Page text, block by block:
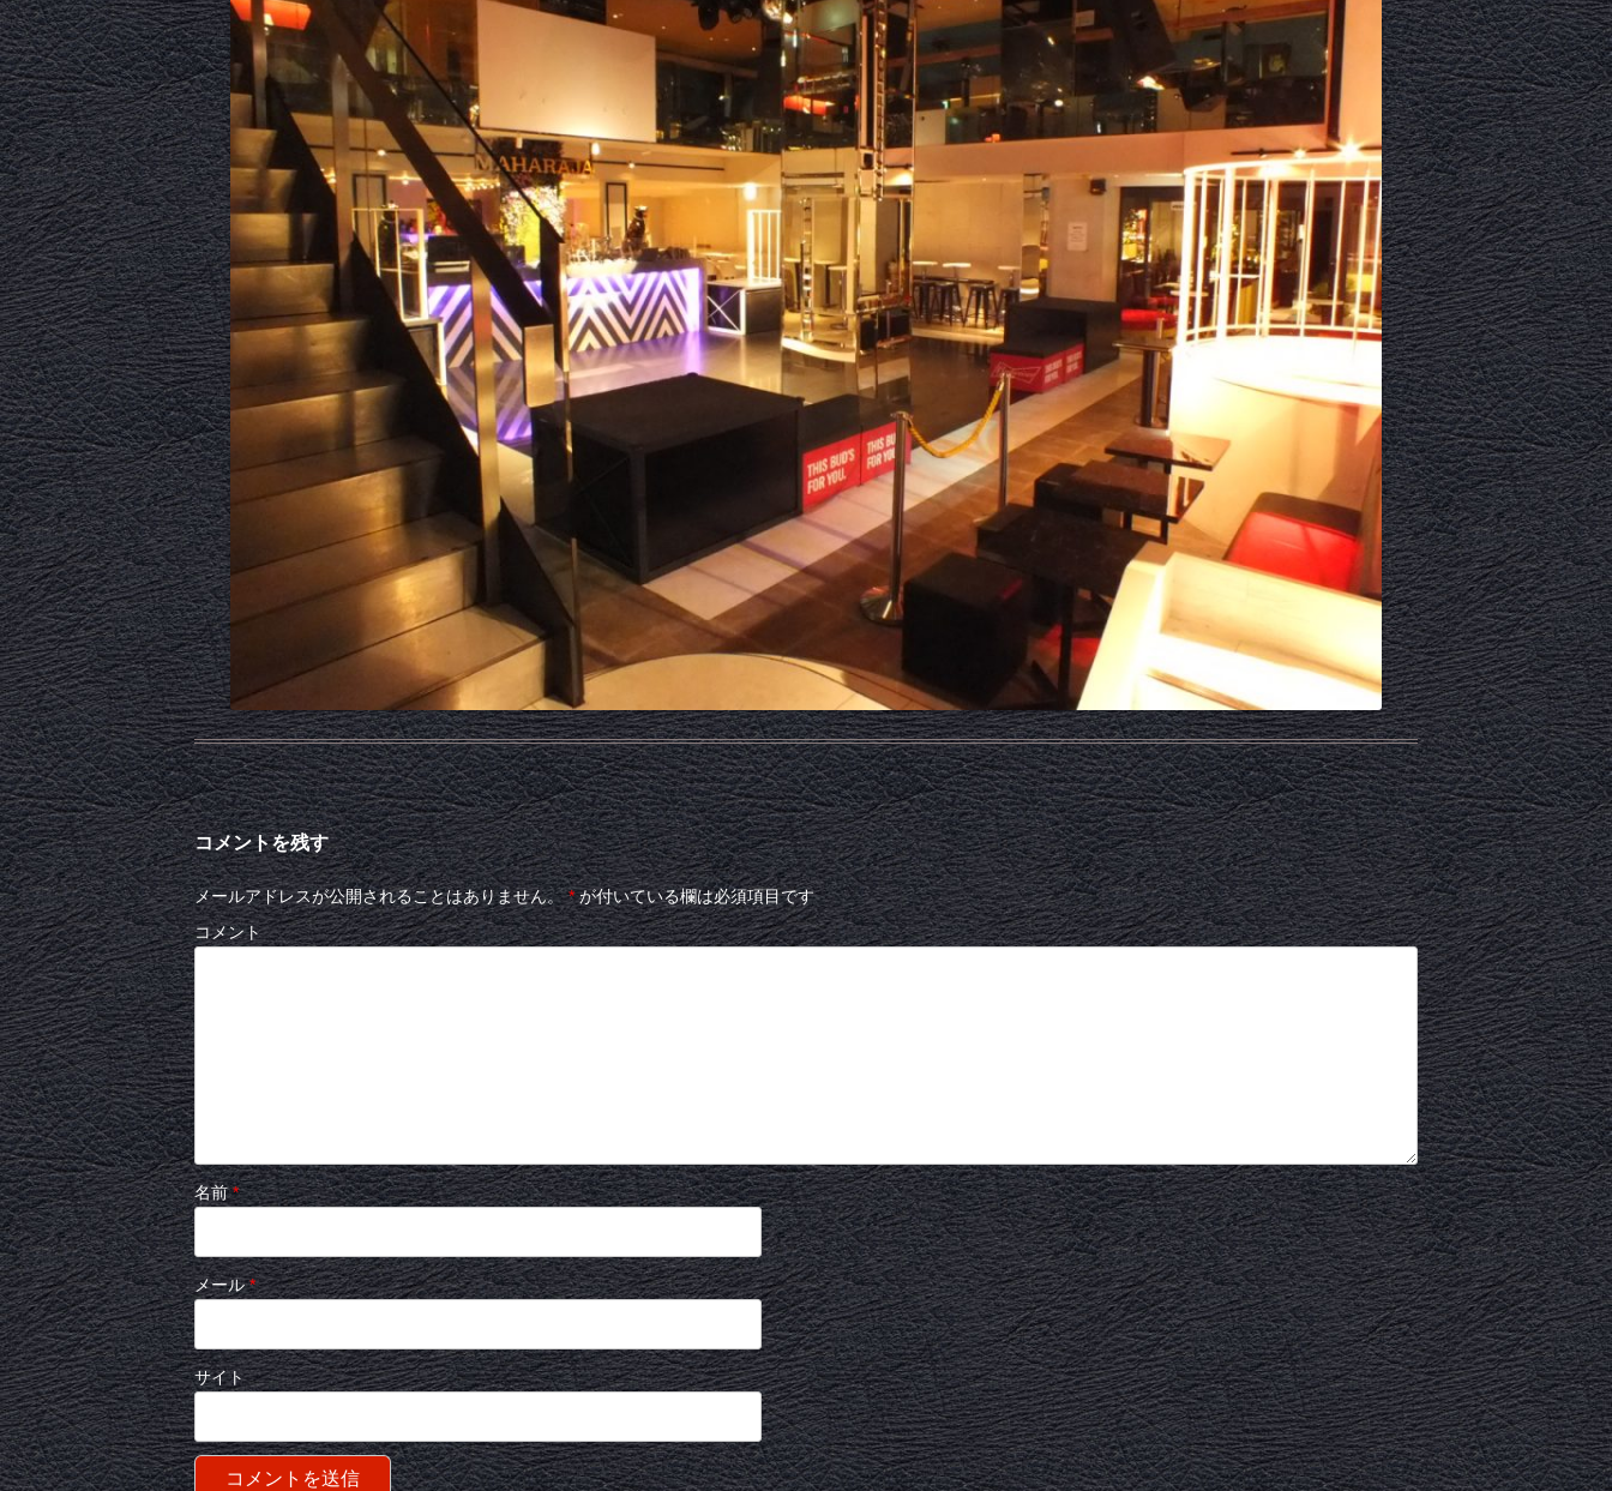
コメントを残す
メールアドレスが公開されることはありません。 *が付いている欄は必須項目です
コメント
名前*
メール*
サイト